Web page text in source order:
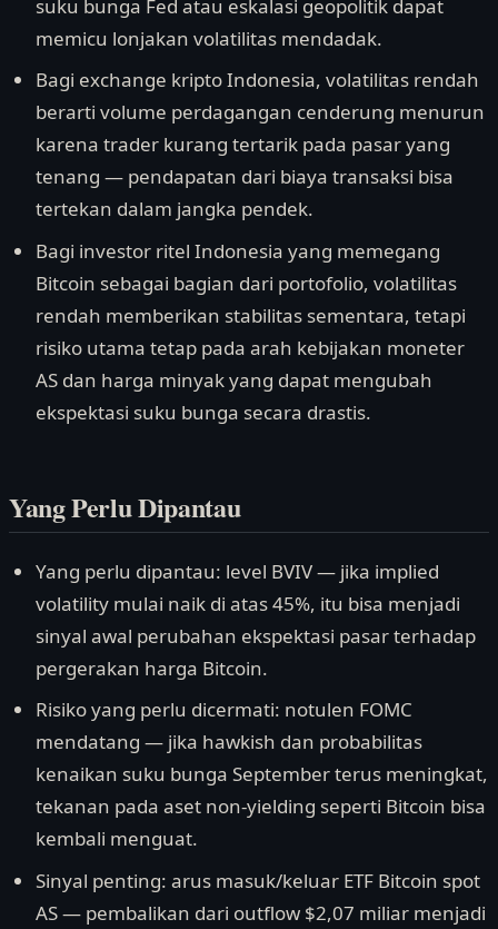
suku bunga Fed atau eskalasi geopolitik dapat
memicu lonjakan volatilitas mendadak.
Bagi exchange kripto Indonesia, volatilitas rendah
berarti volume perdagangan cenderung menurun
karena trader kurang tertarik pada pasar yang
tenang — pendapatan dari biaya transaksi bisa
tertekan dalam jangka pendek.
Bagi investor ritel Indonesia yang memegang
Bitcoin sebagai bagian dari portofolio, volatilitas
rendah memberikan stabilitas sementara, tetapi
risiko utama tetap pada arah kebijakan moneter
AS dan harga minyak yang dapat mengubah
ekspektasi suku bunga secara drastis.
Yang Perlu Dipantau
Yang perlu dipantau: level BVIV — jika implied
volatility mulai naik di atas 45%, itu bisa menjadi
sinyal awal perubahan ekspektasi pasar terhadap
pergerakan harga Bitcoin.
Risiko yang perlu dicermati: notulen FOMC
mendatang — jika hawkish dan probabilitas
kenaikan suku bunga September terus meningkat,
tekanan pada aset non-yielding seperti Bitcoin bisa
kembali menguat.
Sinyal penting: arus masuk/keluar ETF Bitcoin spot
AS — pembalikan dari outflow $2,07 miliar menjadi